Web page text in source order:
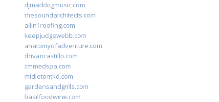
djmaddogmusic.com
thesoundarchitects.com
allin1roofing.com
keepjudgewebb.com
anatomyofadventure.com
drivancastillo.com
cmmedspa.com
midletontkd.com
gardensandgrills.com
basilfoodwine.com